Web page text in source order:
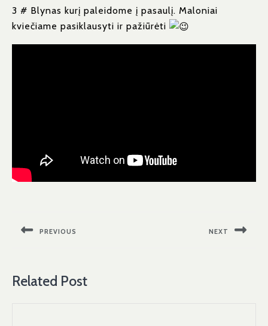
3 # Blynas kurį paleidome į pasaulį. Maloniai
kviečiame pasiklausyti ir pažiūrėti
įrašųPREVIOUS NEXT
Related Post